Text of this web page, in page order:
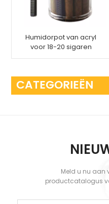
Humidorpot van acryl
voor 18-20 sigaren
CATEGORIEËN
Meld u nu aan
productcatalogus